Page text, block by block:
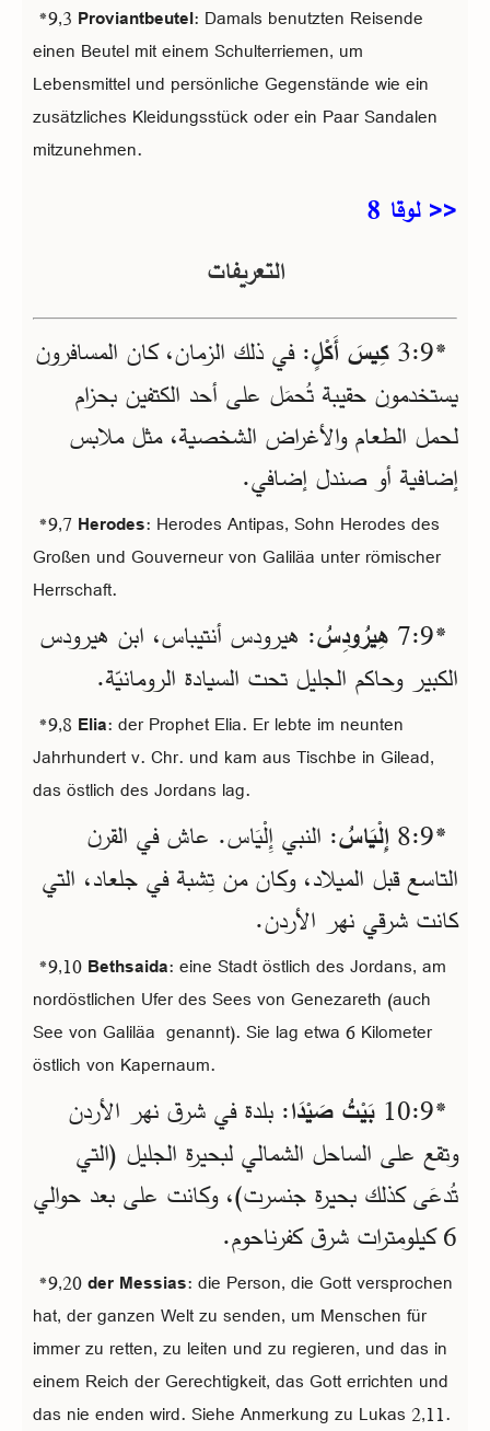
*9,3 Proviantbeutel: Damals benutzten Reisende
einen Beutel mit einem Schulterriemen, um
Lebensmittel und persönliche Gegenstände wie ein
zusätzliches Kleidungsstück oder ein Paar Sandalen
mitzunehmen.
<< لوقا 8
التعريفات
*9‏:3 كِيسَ أَكْلٍ: في ذلك الزمان، كان المسافرون
يستخدمون حقيبة تُحمَل على أحد الكتفين بحزام
لحمل الطعام والأغراض الشخصية، مثل ملابس
إضافية أو صندل إضافي.
*9,7 Herodes: Herodes Antipas, Sohn Herodes des
Großen und Gouverneur von Galiläa unter römischer
Herrschaft.
*9‏:7 هِيرُودِسُ: هيرودس أنتيباس، ابن هيرودس
الكبير وحاكم الجليل تحت السيادة الرومانيّة.
*9,8 Elia: der Prophet Elia. Er lebte im neunten
Jahrhundert v. Chr. und kam aus Tischbe in Gilead,
das östlich des Jordans lag.
*9‏:8 إِلْيَاسُ: النبي إِلْيَاس. عاش في القرن
التاسع قبل الميلاد، وكان من تِشبة في جلعاد، التي
كانت شرقي نهر الأردن.
*9,10 Bethsaida: eine Stadt östlich des Jordans, am
nordöstlichen Ufer des Sees von Genezareth (auch
See von Galiläa genannt). Sie lag etwa 6 Kilometer
östlich von Kapernaum.
*9‏:10 بَيْتُ صَيْدَا: بلدة في شرق نهر الأردن
وتقع على الساحل الشمالي لبحيرة الجليل (التي
تُدعَى كذلك بحيرة جنسرت)، وكانت على بعد حوالي
6 كيلومترات شرق كفرناحوم.
*9,20der Messias: die Person, die Gott versprochen
hat, der ganzen Welt zu senden, um Menschen für
immer zu retten, zu leiten und zu regieren, und das in
einem Reich der Gerechtigkeit, das Gott errichten und
das nie enden wird. Siehe Anmerkung zu Lukas 2,11.